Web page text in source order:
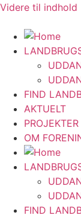
Videre til indhold
FIND
AKTUELT
OM
FIND